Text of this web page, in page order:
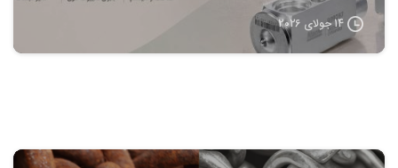
14 جولای 2026